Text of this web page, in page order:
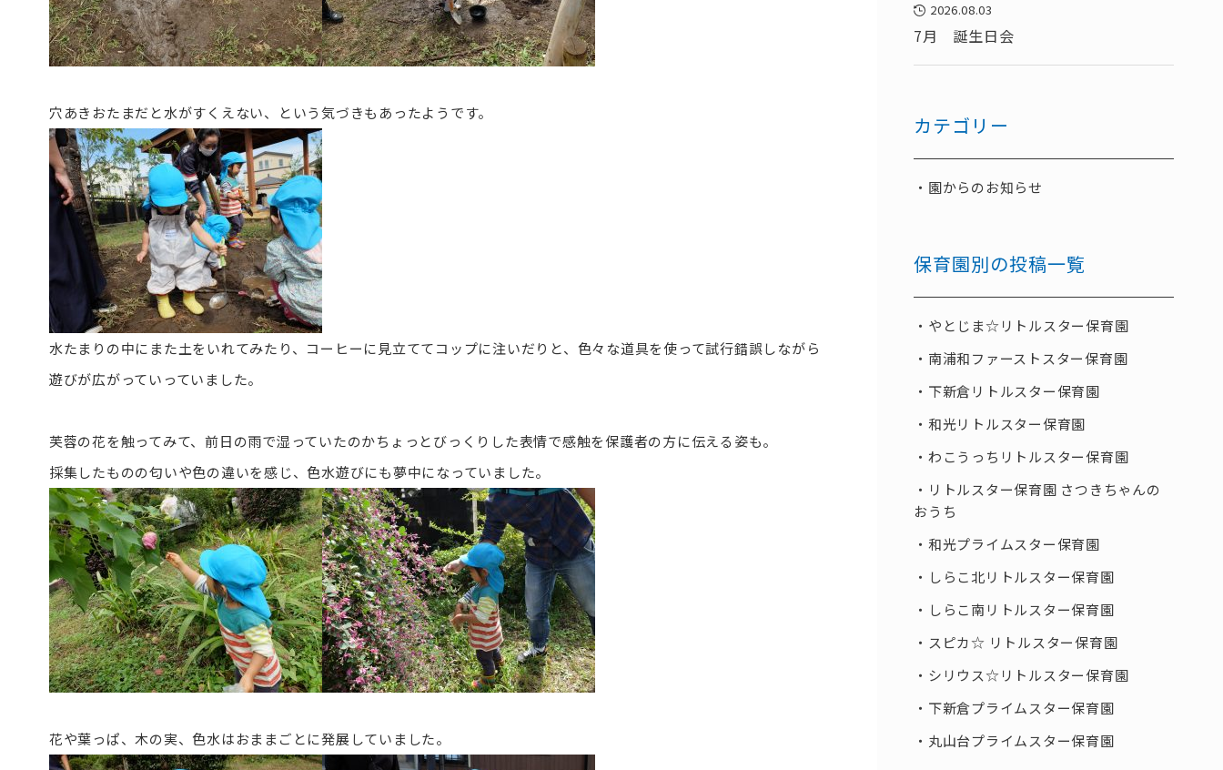
穴あきおたまだと水がすくえない、という気づきもあったようです。
水たまりの中にまた土をいれてみたり、コーヒーに見立ててコップに注いだりと、色々な道具を使って試行錯誤しながら
遊びが広がっていっていました。
芙蓉の花を触ってみて、前日の雨で湿っていたのかちょっとびっくりした表情で感触を保護者の方に伝える姿も。
採集したものの匂いや色の違いを感じ、色水遊びにも夢中になっていました。
花や葉っぱ、木の実、色水はおままごとに発展していました。
2026.08.03
7月 誕生日会
カテゴリー
園からのお知らせ
保育園別の投稿一覧
やとじま☆リトルスター保育園
南浦和ファーストスター保育園
下新倉リトルスター保育園
和光リトルスター保育園
わこうっちリトルスター保育園
リトルスター保育園 さつきちゃんの
おうち
和光プライムスター保育園
しらこ北リトルスター保育園
しらこ南リトルスター保育園
スピカ☆ リトルスター保育園
シリウス☆リトルスター保育園
下新倉プライムスター保育園
丸山台プライムスター保育園